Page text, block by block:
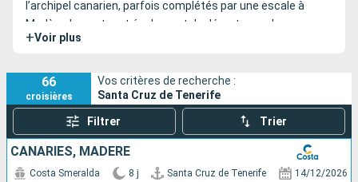
l’archipel canarien, parfois complétés par une escale à
Madère. Le port sert également de départ pour des
itinéraires qui combinent
transatlantiquesvers les Caraïbes. Parmi les compagnies
présentes,
Costa CroisièresetMSC Croisières
pour les couples, familles ou groupes, proposent une large
variété d’itinéraires dans la région sur des navires
modernes abritant de nombreux restaurants, bars ainsi que
des clubs enfants et ados à bord.Ponantse distingue par
+Voir plus
66
croisières
Vos critères de recherche :
Santa Cruz de Tenerife
Filtrer Trier
CANARIES, MADÈRE
Costa Smeralda 8 j Santa Cruz de Tenerife 14/12/2026